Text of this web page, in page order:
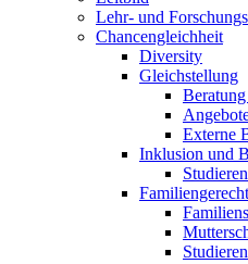
Lehr- und
Chancengleichheit
Diversity
Gleichstellung
Externe
Inklusion und